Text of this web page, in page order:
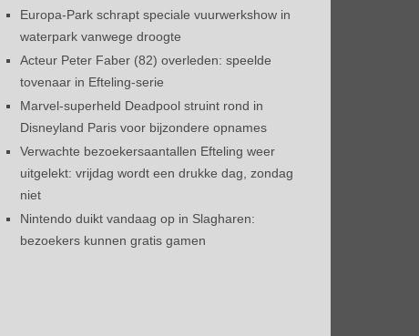
Europa-Park schrapt speciale vuurwerkshow in
waterpark vanwege droogte
Acteur Peter Faber (82) overleden: speelde
tovenaar in Efteling-serie
Marvel-superheld Deadpool struint rond in
Disneyland Paris voor bijzondere opnames
Verwachte bezoekersaantallen Efteling weer
uitgelekt: vrijdag wordt een drukke dag, zondag
niet
Nintendo duikt vandaag op in Slagharen:
bezoekers kunnen gratis gamen